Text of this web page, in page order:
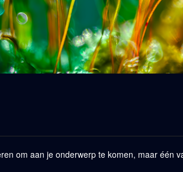
om aan je onderwerp te komen, maar één